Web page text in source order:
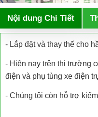
Nội dung Chi Tiết
- Lắp đặt và thay thế cho
- Hiện nay trên thị trường
điện và phụ tùng xe điện
- Chúng tôi còn hỗ trợ